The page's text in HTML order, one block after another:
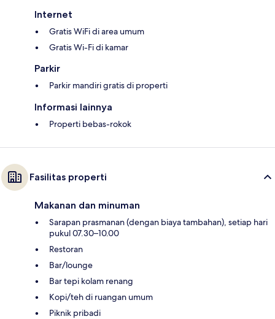
Internet
Gratis WiFi di area umum
Gratis Wi-Fi di kamar
Parkir
Parkir mandiri gratis di properti
Informasi lainnya
Properti bebas-rokok
Fasilitas properti
Makanan dan minuman
Sarapan prasmanan (dengan biaya tambahan), setiap hari
pukul 07.30–10.00
Restoran
Bar/lounge
Bar tepi kolam renang
Kopi/teh di ruangan umum
Piknik pribadi